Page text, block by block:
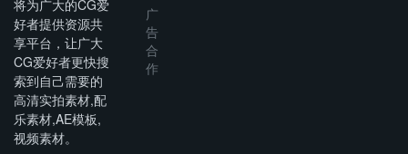
将为广大的CG爱
好者提供资源共
享平台，让广大
CG爱好者更快搜
索到自己需要的
高清实拍素材,配
乐素材,AE模板,
视频素材。
广
告
合
作